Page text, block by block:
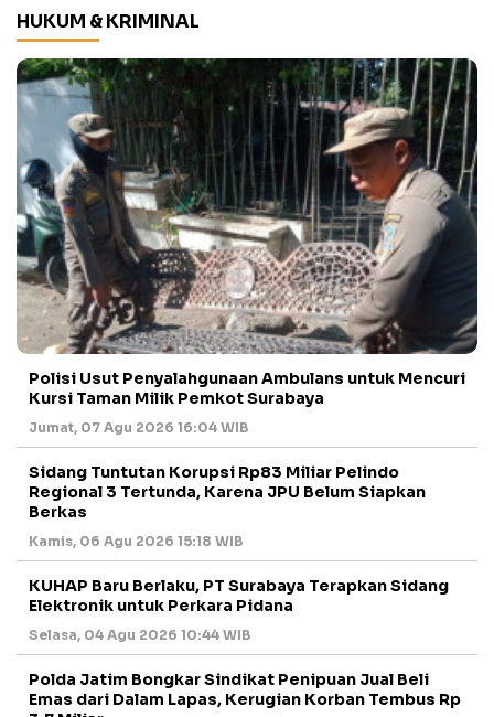
HUKUM & KRIMINAL
Polisi Usut Penyalahgunaan Ambulans untuk Mencuri
Kursi Taman Milik Pemkot Surabaya
Jumat, 07 Agu 2026 16:04 WIB
Sidang Tuntutan Korupsi Rp83 Miliar Pelindo
Regional 3 Tertunda, Karena JPU Belum Siapkan
Berkas
Kamis, 06 Agu 2026 15:18 WIB
KUHAP Baru Berlaku, PT Surabaya Terapkan Sidang
Elektronik untuk Perkara Pidana
Selasa, 04 Agu 2026 10:44 WIB
Polda Jatim Bongkar Sindikat Penipuan Jual Beli
Emas dari Dalam Lapas, Kerugian Korban Tembus Rp